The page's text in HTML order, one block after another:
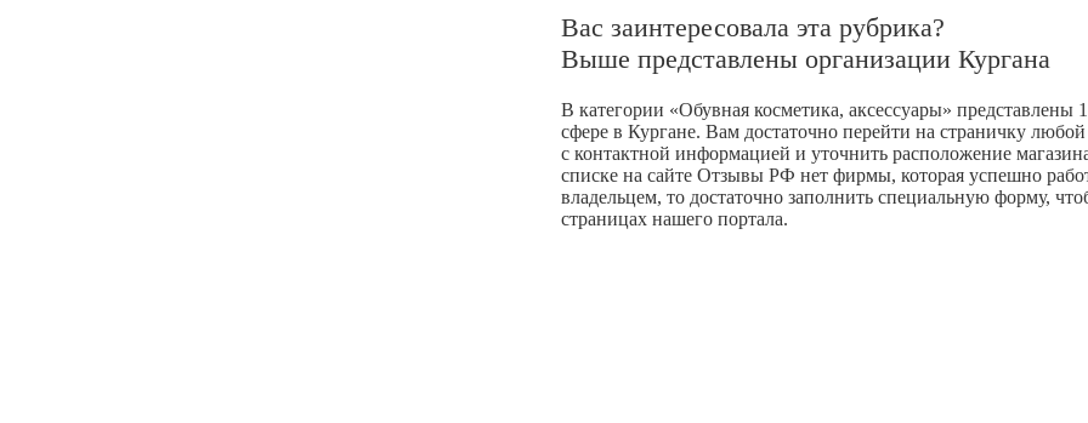
Вас заинтересовала эта рубрика?
Выше представлены организации Кургана
В категории «Обувная косметика, аксессуары» представлены
сфере в Кургане. Вам достаточно перейти на страничку
с контактной информацией и уточнить расположение
списке на сайте Отзывы РФ нет фирмы, которая успешно
владельцем, то достаточно заполнить специальную форму,
страницах нашего портала.